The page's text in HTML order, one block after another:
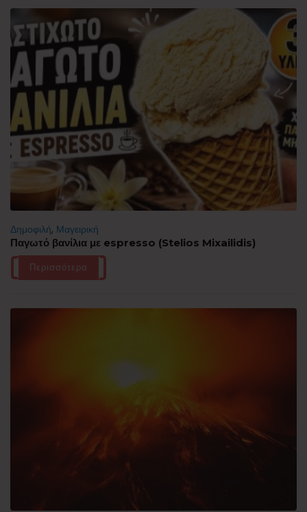
Δημοφιλή, Μαγειρική
Παγωτό βανίλια με espresso (Stelios Mixailidis)
Περισσότερα